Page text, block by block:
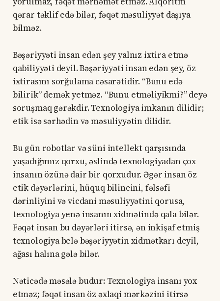
qərar təklif edə bilər, fəqət məsuliyyət daşıya
bilməz.
Bəşəriyyəti insan edən şey yalnız ixtira etmə
qabiliyyəti deyil. Bəşəriyyəti insan edən şey, öz
ixtirasını sorğulama cəsarətidir. “Bunu edə
bilirik” demək yetməz. “Bunu etməliyikmi?” deyə
soruşmaq gərəkdir. Texnologiya imkanın dilidir;
etik isə sərhədin və məsuliyyətin dilidir.
Bu gün robotlar və süni intellekt qarşısında
yaşadığımız qorxu, əslində texnologiyadan çox
insanın özünə dair bir qorxudur. Əgər insan öz
etik dəyərlərini, hüquq bilincini, fəlsəfi
dərinliyini və vicdani məsuliyyətini qorusa,
texnologiya yenə insanın xidmətində qala bilər.
Fəqət insan bu dəyərləri itirsə, ən inkişaf etmiş
texnologiya belə bəşəriyyətin xidmətkarı deyil,
ağası halına gələ bilər.
Nəticədə məsələ budur: Texnologiya insanı yox
etməz; fəqət insan öz əxlaqi mərkəzini itirsə